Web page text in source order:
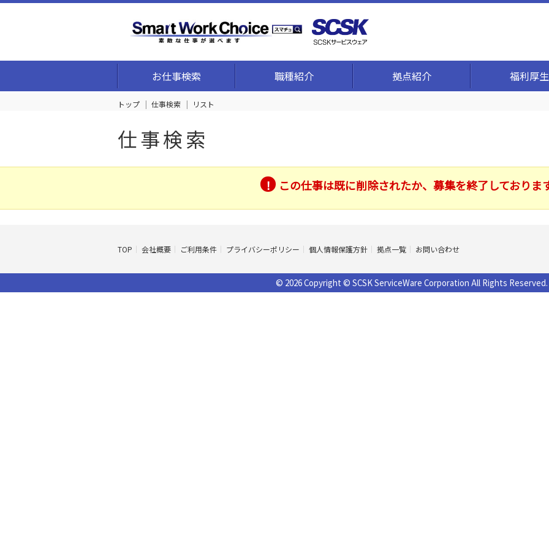
お仕事検索 職種紹介 拠点紹介 福利厚生
トップ 仕事検索 リスト
仕事検索
この仕事は既に削除されたか、募集を終了しておりま
TOP 会社概要 ご利用条件 プライバシーポリシー 個人情報保護方針 拠点一覧 お問い合わせ
© 2026 Copyright © SCSK ServiceWare Corporation All Rights Reserved.